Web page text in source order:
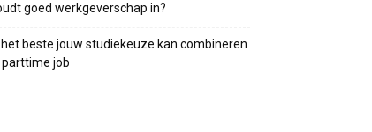
goed werkgeverschap in?
het beste jouw studiekeuze kan combineren
job